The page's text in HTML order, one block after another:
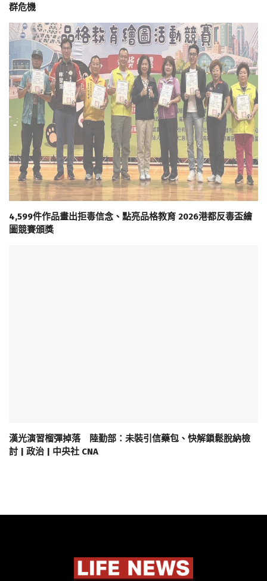
群危機
4,599件作品畫出拒毒信念、點亮品格教育 2026港都反毒盃繪
圖競賽頒獎
漢光演習榴彈掉落 陸勤部：未裝引信藥包、快解鎖鬆脫納檢
討 | 政治 | 中央社 CNA